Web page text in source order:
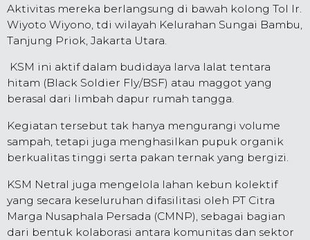
Aktivitas mereka berlangsung di bawah kolong Tol Ir.
Wiyoto Wiyono, tdi wilayah Kelurahan Sungai Bambu,
Tanjung Priok, Jakarta Utara.
KSM ini aktif dalam budidaya larva lalat tentara
hitam (Black Soldier Fly/BSF) atau maggot yang
berasal dari limbah dapur rumah tangga.
Kegiatan tersebut tak hanya mengurangi volume
sampah, tetapi juga menghasilkan pupuk organik
berkualitas tinggi serta pakan ternak yang bergizi.
KSM Netral juga mengelola lahan kebun kolektif
yang secara keseluruhan difasilitasi oleh PT Citra
Marga Nusaphala Persada (CMNP), sebagai bagian
dari bentuk kolaborasi antara komunitas dan sektor